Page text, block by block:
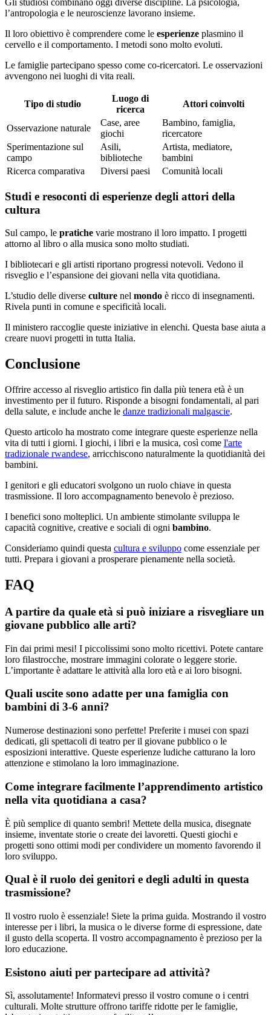
Gli studiosi combinano oggi diverse discipline. La psicologia,
l’antropologia e le neuroscienze lavorano insieme.
Il loro obiettivo è comprendere come le esperienze plasmino il
cervello e il comportamento. I metodi sono molto evoluti.
Le famiglie partecipano spesso come co-ricercatori. Le osservazioni
avvengono nei luoghi di vita reali.
Tipo di studio
Luogo di
ricerca
Attori coinvolti
Osservazione naturale
Case, aree
giochi
Bambino, famiglia,
ricercatore
Sperimentazione sul
campo
Asili,
biblioteche
Artista, mediatore,
bambini
Ricerca comparativa
Diversi paesi Comunità locali
Studi e resoconti di esperienze degli attori della
cultura
Sul campo, le pratiche varie mostrano il loro impatto. I progetti
attorno al libro o alla musica sono molto studiati.
I bibliotecari e gli artisti riportano progressi notevoli. Vedono il
risveglio e l’espansione dei giovani nella vita quotidiana.
L’studio delle diverse culture nel mondo è ricco di insegnamenti.
Rivela punti in comune e specificità locali.
Il ministero raccoglie queste iniziative in elenchi. Questa base aiuta a
creare nuovi progetti in tutta Italia.
Conclusione
Offrire accesso al risveglio artistico fin dalla più tenera età è un
investimento per il futuro. Risponde a bisogni fondamentali, al pari
della salute, e include anche le danze tradizionali malgascie.
Questo articolo ha mostrato come integrare queste esperienze nella
vita di tutti i giorni. I giochi, i libri e la musica, così come l'arte
tradizionale rwandese, arricchiscono naturalmente la quotidianità dei
bambini.
I genitori e gli educatori svolgono un ruolo chiave in questa
trasmissione. Il loro accompagnamento benevolo è prezioso.
I benefici sono molteplici. Un ambiente stimolante sviluppa le
capacità cognitive, creative e sociali di ogni bambino.
Consideriamo quindi questa cultura e sviluppo come essenziale per
tutti. Prepara i giovani a prosperare pienamente nella società.
FAQ
A partire da quale età si può iniziare a risvegliare un
giovane pubblico alle arti?
Fin dai primi mesi! I piccolissimi sono molto ricettivi. Potete cantare
loro filastrocche, mostrare immagini colorate o leggere storie.
L’importante è adattare le attività alla loro età e ai loro bisogni.
Quali uscite sono adatte per una famiglia con
bambini di 3-6 anni?
Numerose destinazioni sono perfette! Preferite i musei con spazi
dedicati, gli spettacoli di teatro per il giovane pubblico o le
esposizioni interattive. Queste esperienze ludiche catturano la loro
attenzione e stimolano la loro immaginazione.
Come integrare facilmente l’apprendimento artistico
nella vita quotidiana a casa?
È più semplice di quanto sembri! Mettete della musica, disegnate
insieme, inventate storie o create dei lavoretti. Questi giochi e
progetti sono ottimi modi per condividere un momento favorendo il
loro sviluppo.
Qual è il ruolo dei genitori e degli adulti in questa
trasmissione?
Il vostro ruolo è essenziale! Siete la prima guida. Mostrando il vostro
interesse per i libri, la musica o le diverse forme di espressione, date
il gusto della scoperta. Il vostro accompagnamento è prezioso per la
loro educazione.
Esistono aiuti per partecipare ad attività?
Sì, assolutamente! Informatevi presso il vostro comune o i centri
culturali. Molte strutture offrono tariffe ridotte per le famiglie,